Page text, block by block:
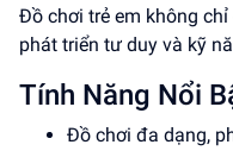
Đồ chơi trẻ em không
phát triển tư duy và kỹ
Tính Năng Nổi
Đồ chơi đa dạng,